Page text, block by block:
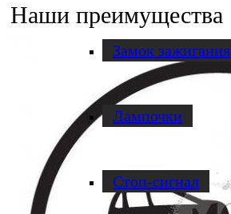
Замок зажигания
Лампочки
Стоп-сигнал
Наши преимущества